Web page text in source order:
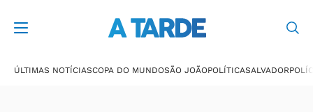
ÚLTIMAS NOTÍCIASCOPA DO MUNDOSÃO JOÃOPOLÍTICASALVADOR